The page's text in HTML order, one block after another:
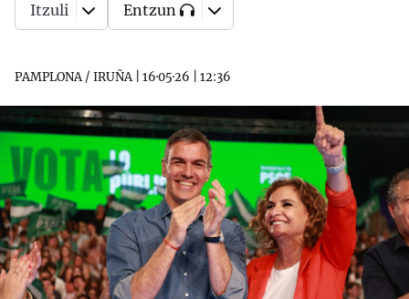
PAMPLONA / IRUÑA| 16·05·26 12:36
Itzuli Entzun